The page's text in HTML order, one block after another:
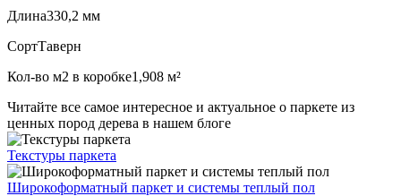
Длина330,2 мм
СортТаверн
Кол-во м2 в коробке1,908 м²
Читайте все самое интересное и актуальное о паркете из
ценных пород дерева в нашем блоге
Текстуры паркета
Широкоформатный паркет и системы теплый пол